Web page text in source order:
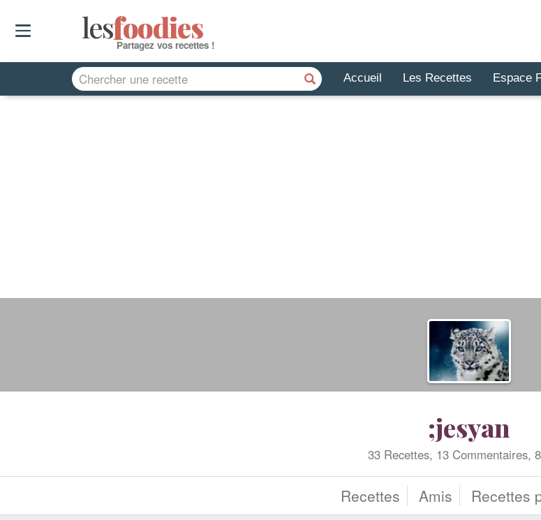
lesfoodies
Partagez vos recettes !
Accueil Les Recettes Espace
;jesyan
33 Recettes, 13 Commentaires,
Recettes Amis Recettes